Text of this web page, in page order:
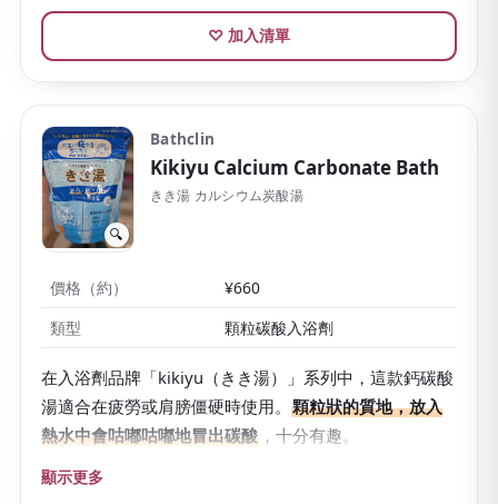
♡ 加入清單
🔍
Bathclin
Kikiyu Calcium Carbonate Bath
きき湯 カルシウム炭酸湯
價格（約）
¥660
類型
顆粒碳酸入浴劑
在入浴劑品牌「kikiyu（きき湯）」系列中，這款鈣碳酸
湯適合在疲勞或肩膀僵硬時使用。 顆粒狀的質地，放入
熱水中會咕嘟咕嘟地冒出碳酸 ，十分有趣。
碳酸氣與碳酸鈣的作用提升溫浴效果，讓身體由內而外
顯示更多